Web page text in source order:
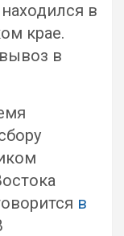
в
крае.
в
в